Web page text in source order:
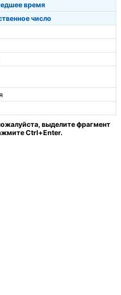
время
число
выделите фрагмент
Ctrl+Enter.